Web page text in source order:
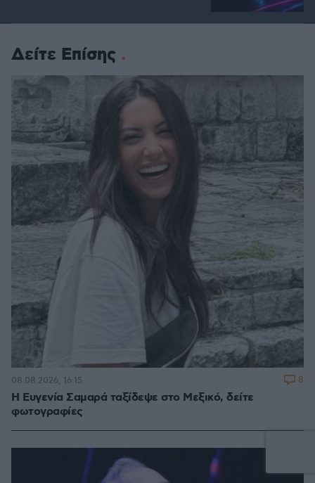
Δείτε Επίσης
Η Ευγενία Σαμαρά ταξίδεψε στο Μεξικό, δείτε
φωτογραφίες
08.08.2026, 16:15 8